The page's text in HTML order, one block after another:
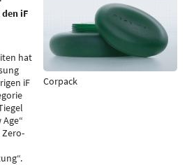
iF
hat
iF
Corpack